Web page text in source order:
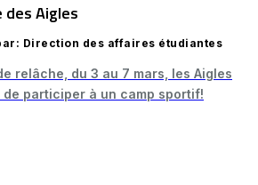
des Aigles
Direction des affaires étudiantes
relâche, du 3 au 7 mars, les Aigles
de participer à un camp sportif!